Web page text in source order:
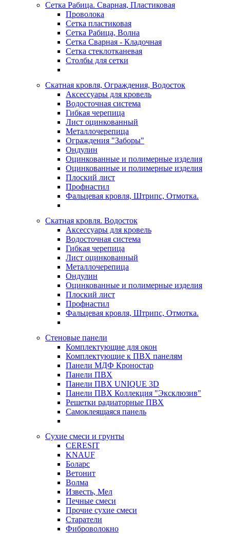
Сетка Рабица. Сварная, Пластиковая
Проволока
Сетка пластиковая
Сетка Рабица, Волна
Сетка Сварная - Кладочная
Сетка стеклотканевая
Столбы для сетки
Скатная кровля, Ограждения, Водосток
Аксессуары для кровель
Водосточная система
Гибкая черепица
Лист оцинкованный
Металлочерепица
Ограждения "Заборы"
Ондулин
Оцинкованные и полимерные изделия
Оцинкованные и полимерные изделия
Плоский лист
Профнастил
Фальцевая кровля, Штрипс, Отмотка.
Скатная кровля. Водосток
Аксессуары для кровель
Водосточная система
Гибкая черепица
Лист оцинкованный
Металлочерепица
Ондулин
Оцинкованные и полимерные изделия
Плоский лист
Профнастил
Фальцевая кровля, Штрипс, Отмотка.
Стеновые панели
Комплектующие для окон
Комплектующие к ПВХ панелям
Панели МДФ Кроностар
Панели ПВХ
Панели ПВХ UNIQUE 3D
Панели ПВХ Коллекция "Эксклюзив"
Решетки радиаторные ПВХ
Самоклеящаяся панель
Сухие смеси и грунты
CERESIT
KNAUF
Боларс
Ветонит
Волма
Известь, Мел
Печные смеси
Прочие сухие смеси
Старатели
Фиброволокно